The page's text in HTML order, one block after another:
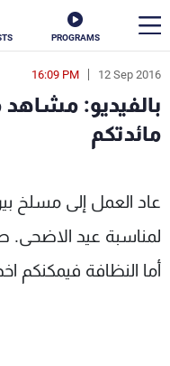
PROGRAMS
12 Sep 2016
16:09 PM
بالفيديو: مشاهد
مائدتكم
لمناسبة عيد الاضحى.
أما النظافة فيمكنكم
en
الأخبار
إقتصاد
منوعات